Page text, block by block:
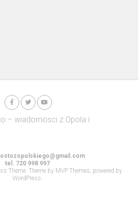
tel. 720 998 997
Theme. Theme by MVP Themes, powered by
WordPress.